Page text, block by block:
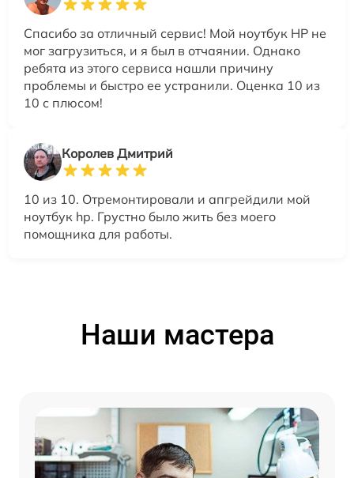
Спасибо за отличный сервис! Мой ноутбук HP не
мог загрузиться, и я был в отчаянии. Однако
ребята из этого сервиса нашли причину
проблемы и быстро ее устранили. Оценка 10 из
10 с плюсом!
Королев Дмитрий
10 из 10. Отремонтировали и апгрейдили мой
ноутбук hp. Грустно было жить без моего
помощника для работы.
Наши мастера